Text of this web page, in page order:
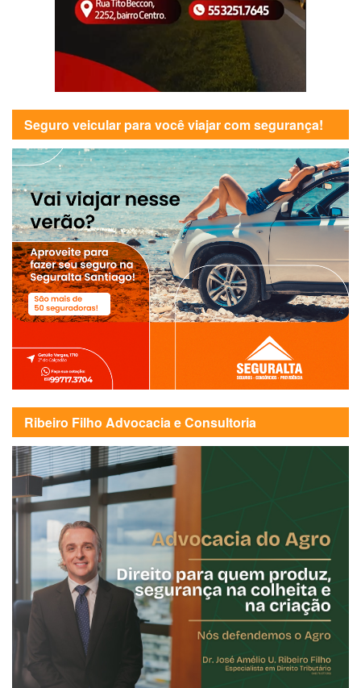
Seguro veicular para você viajar com segurança!
Ribeiro Filho Advocacia e Consultoria